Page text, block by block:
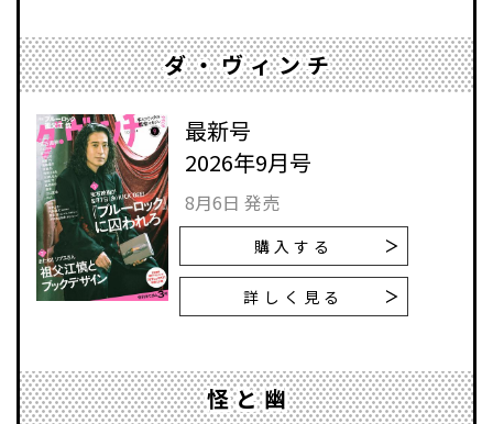
ダ・ヴィンチ
最新号
2026年9月号
8月6日 発売
購入する
詳しく見る
怪と幽